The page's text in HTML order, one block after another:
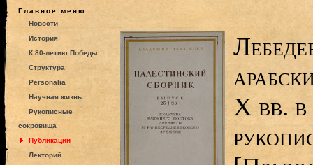
Главное меню
Новости
История
К 80-летию Победы
Структура
Personalia
Научная жизнь
Рукописные
сокровища
Публикации
Лекторий
X вв. в